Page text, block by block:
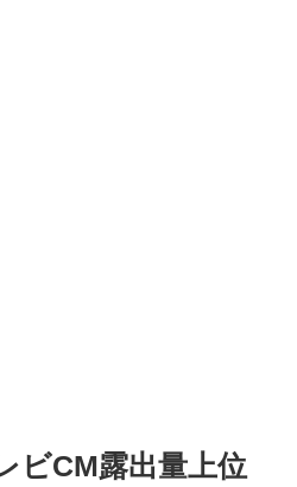
ビCM露出量上位